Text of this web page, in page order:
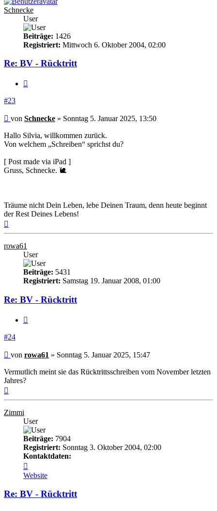
Schnecke
User
Beiträge: 1426
Registriert: Mittwoch 6. Oktober 2004, 02:00
Re: BV - Rücktritt
#23
Beitrag
von Schnecke » Sonntag 5. Januar 2025, 13:50
Hallo Silvia, willkommen zurück.
Von welchem „Schreiben“ sprichst du?
[ Post made via iPad ]
Gruss, Schnecke. 🐌
Träume nicht Dein Leben, lebe Deinen Traum, denn heute beginnt
der Rest Deines Lebens!
rowa61
User
Beiträge: 5431
Registriert: Samstag 19. Januar 2008, 01:00
Re: BV - Rücktritt
#24
Beitrag
von rowa61 » Sonntag 5. Januar 2025, 15:47
Vermutlich meint sie das Rücktrittsschreiben vom November letzten
Jahres?
Zimmi
User
Beiträge: 7904
Registriert: Sonntag 3. Oktober 2004, 02:00
Kontaktdaten:
von
Zimmi
Website
Re: BV - Rücktritt